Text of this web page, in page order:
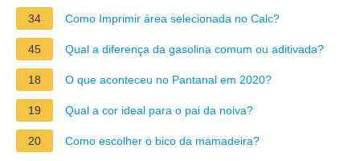
34 Como Imprimir área selecionada no Calc?
45 Qual a diferença da gasolina comum ou aditivada?
18 O que aconteceu no Pantanal em 2020?
19 Qual a cor ideal para o pai da noiva?
20 Como escolher o bico da mamadeira?